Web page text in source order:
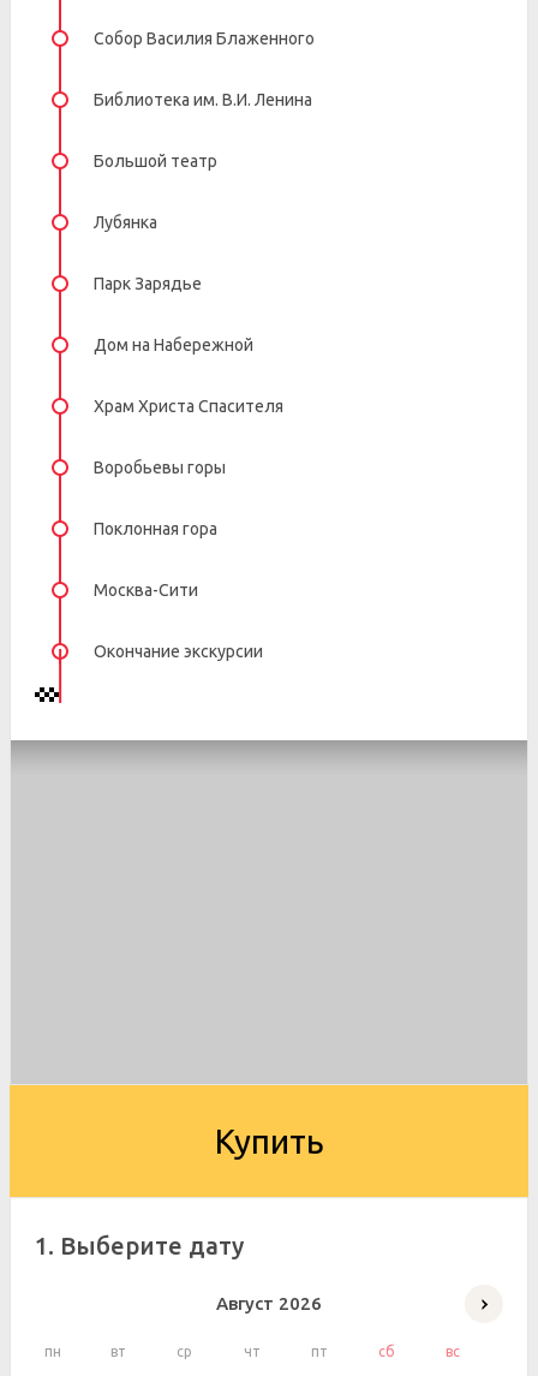
Собор Василия Блаженного
Библиотека им. В.И. Ленина
Большой театр
Лубянка
Парк Зарядье
Дом на Набережной
Храм Христа Спасителя
Воробьевы горы
Поклонная гора
Москва-Сити
Окончание экскурсии
Купить
1. Выберите дату
Август 2026
пн вт ср чт пт сб вс